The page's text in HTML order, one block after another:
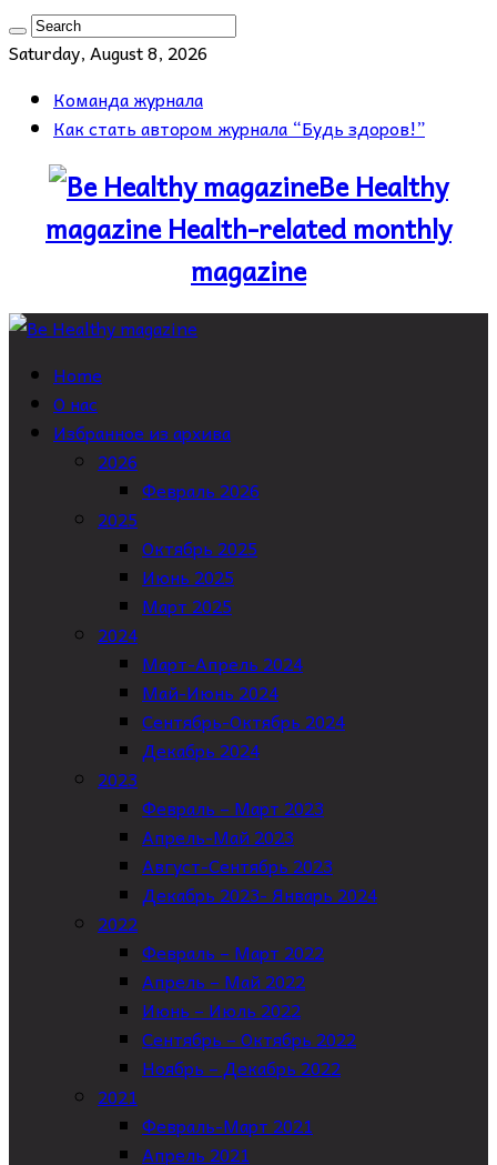
Saturday, August 8, 2026
Команда журнала
Как стать автором журнала “Будь здоров!”
Be Healthy
magazine Health-related monthly
magazine
Home
О нас
Избранное из архива
2026
Февраль 2026
2025
Октябрь 2025
Июнь 2025
Март 2025
2024
Март-Апрель 2024
Май-Июнь 2024
Сентябрь-Октябрь 2024
Декабрь 2024
2023
Февраль – Март 2023
Апрель-Май 2023
Август-Сентябрь 2023
Декабрь 2023- Январь 2024
2022
Февраль – Март 2022
Апрель – Май 2022
Июнь – Июль 2022
Сентябрь – Октябрь 2022
Ноябрь – Декабрь 2022
2021
Февраль-Март 2021
Апрель 2021